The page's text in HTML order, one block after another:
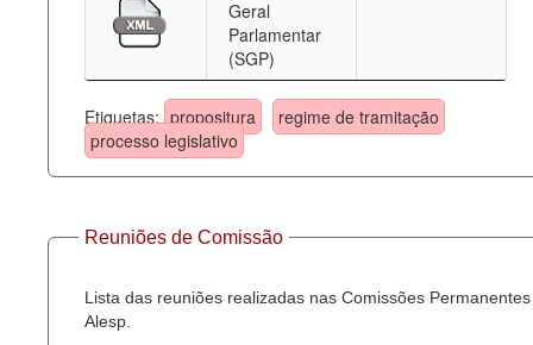
Geral
Parlamentar
(SGP)
Etiquetas: propositura
regime de tramitação
processo legislativo
Reuniões de Comissão
Lista das reuniões realizadas nas Comissões
Alesp.